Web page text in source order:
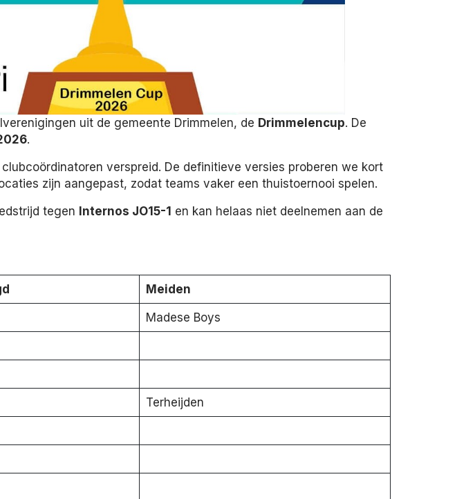
uit de gemeente Drimmelen, de Drimmelencup. De
.
verspreid. De definitieve versies proberen we kort
zijn aangepast, zodat teams vaker een thuistoernooi spelen.
tegen Internos JO15-1 en kan helaas niet deelnemen aan de
Meiden
Madese Boys
Terheijden